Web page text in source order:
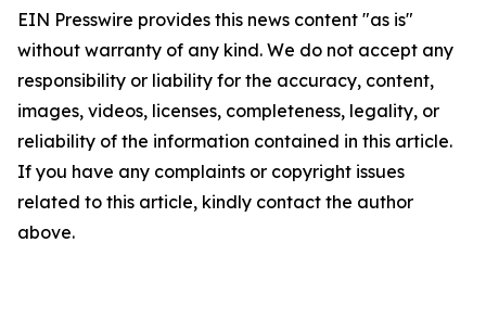
EIN Presswire provides this news content "as is"
without warranty of any kind. We do not accept any
responsibility or liability for the accuracy, content,
images, videos, licenses, completeness, legality, or
reliability of the information contained in this article.
If you have any complaints or copyright issues
related to this article, kindly contact the author
above.